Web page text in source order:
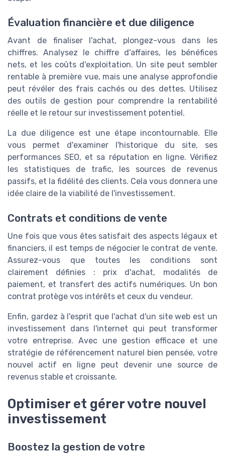
Évaluation financière et due diligence
Avant de finaliser l'achat, plongez-vous dans les
chiffres. Analysez le chiffre d'affaires, les bénéfices
nets, et les coûts d'exploitation. Un site peut sembler
rentable à première vue, mais une analyse approfondie
peut révéler des frais cachés ou des dettes. Utilisez
des outils de gestion pour comprendre la rentabilité
réelle et le retour sur investissement potentiel.
La due diligence est une étape incontournable. Elle
vous permet d'examiner l'historique du site, ses
performances SEO, et sa réputation en ligne. Vérifiez
les statistiques de trafic, les sources de revenus
passifs, et la fidélité des clients. Cela vous donnera une
idée claire de la viabilité de l'investissement.
Contrats et conditions de vente
Une fois que vous êtes satisfait des aspects légaux et
financiers, il est temps de négocier le contrat de vente.
Assurez-vous que toutes les conditions sont
clairement définies : prix d'achat, modalités de
paiement, et transfert des actifs numériques. Un bon
contrat protège vos intérêts et ceux du vendeur.
Enfin, gardez à l'esprit que l'achat d'un site web est un
investissement dans l'internet qui peut transformer
votre entreprise. Avec une gestion efficace et une
stratégie de référencement naturel bien pensée, votre
nouvel actif en ligne peut devenir une source de
revenus stable et croissante.
Optimiser et gérer votre nouvel
investissement
Boostez la gestion de votre